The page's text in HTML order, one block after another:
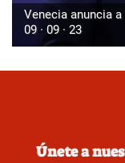
Venecia anuncia
09 · 09 · 23
Únete a